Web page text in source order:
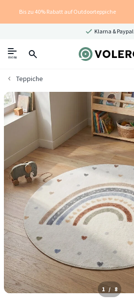
Bis zu 40% Rabatt auf Outdoorteppiche
Klarna & Paypal
menu
Teppiche
1 / 8